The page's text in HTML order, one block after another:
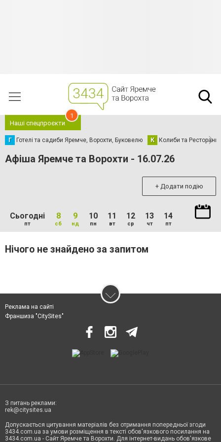
Наші спецпроєкти
1
Г Готелі та садиби Яремче, Ворохти, Буковелю К Колиби та Ресторани
Афіша Яремче та Ворохти - 16.07.26
+ Додати подію
Сьогодні
пт
8
сб
9
нд
10
пн
11
вт
12
ср
13
чт
14
пт
Нічого не знайдено за запитом
Реклама на сайті
Франшиза "CitySites"
З питань реклами:
rek@citysites.ua
Допускається цитування матеріалів без отримання попередньої згоди
3434.com.ua за умови розміщення в тексті обов'язкового посилання на
3434.com.ua - Сайт Яремче та Ворохти. Для інтернет-видань обов'язкове